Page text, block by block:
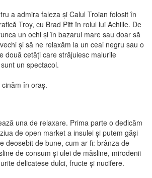
a admira faleza și Calul Troian folosit în
Troy, cu Brad Pitt în rolul lui Achille. De
un ochi și în bazarul mare sau doar să
și să ne relaxăm la un ceai negru sau o
două cetăți care străjuiesc malurile
un spectacol.
în oraș.
una de relaxare. Prima parte o dedicăm
de open market a insulei și putem găși
deosebit de bune, cum ar fi: brânza de
de consum și ulei de măsline, mirodenii
delicatese dulci, fructe și nucifere.